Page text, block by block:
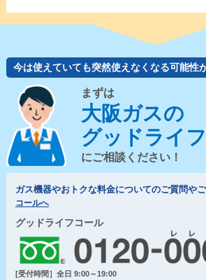
今は使えていても突然使えなくなる可能性
まずは
大阪ガスの
グッドライ
にご相談ください！
ガス機器やおトクな料金についてのご質問や
コールへ
グッドライフコール
[受付時間］全日 9:00～19:00